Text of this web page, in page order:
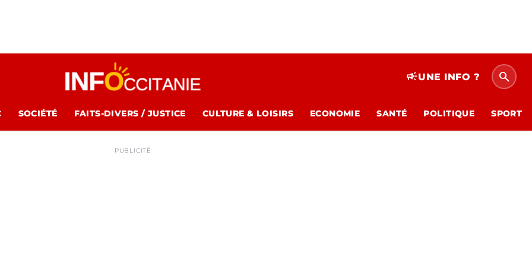
campaignUNE INFO ? search
SOCIÉTÉ FAITS-DIVERS / JUSTICE CULTURE & LOISIRS ECONOMIE SANTÉ POLITIQUE SPORT
PUBLICITÉ